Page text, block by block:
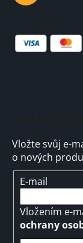
Vložte svůj e-
o nových
E-mail
Vložením e-
ochrany